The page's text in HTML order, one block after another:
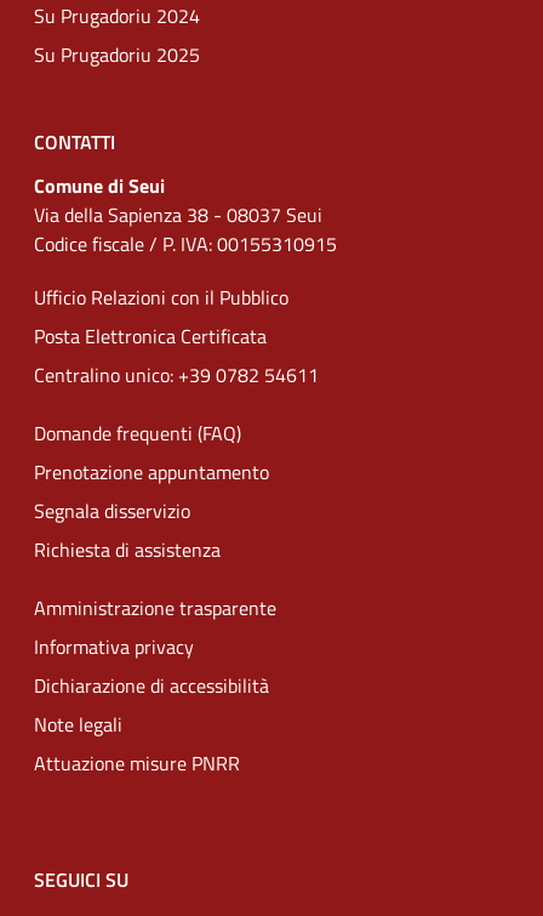
Su Prugadoriu 2024
Su Prugadoriu 2025
CONTATTI
Comune di Seui
Via della Sapienza 38 - 08037 Seui
Codice fiscale / P. IVA: 00155310915
Ufficio Relazioni con il Pubblico
Posta Elettronica Certificata
Centralino unico: +39 0782 54611
Domande frequenti (FAQ)
Prenotazione appuntamento
Segnala disservizio
Richiesta di assistenza
Amministrazione trasparente
Informativa privacy
Dichiarazione di accessibilità
Note legali
Attuazione misure PNRR
SEGUICI SU